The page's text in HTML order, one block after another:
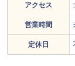
アクセス
営業時間
定休日